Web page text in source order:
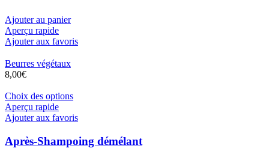
Ajouter au panier
Aperçu rapide
Ajouter aux favoris
Beurres végétaux
8,00€
Choix des optionsCe
a
variations.
Aperçu rapide
Ajouter aux favoris
Après-Shampoing démélant